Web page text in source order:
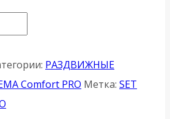
РАЗДВИЖНЫЕ
Comfort PRO Метка: SET